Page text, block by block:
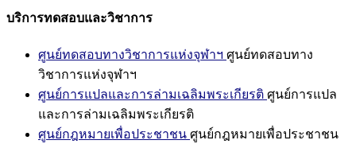
บริการทดสอบและวิชาการ
ศูนย์ทดสอบทางวิชาการแห่งจุฬาฯ ศูนย์ทดสอบทาง
วิชาการแห่งจุฬาฯ
ศูนย์การแปลและการล่ามเฉลิมพระเกียรติ ศูนย์การแปล
และการล่ามเฉลิมพระเกียรติ
ศูนย์กฎหมายเพื่อประชาชน ศูนย์กฎหมายเพื่อประชาชน